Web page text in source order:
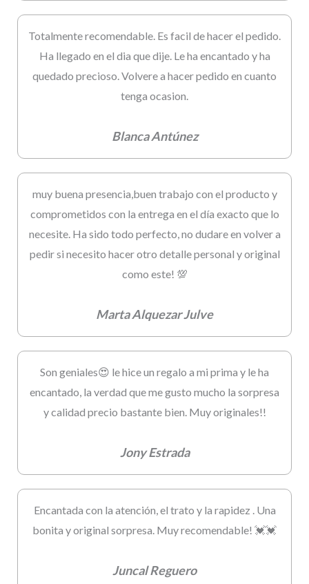
Totalmente recomendable. Es facil de hacer el pedido.
Ha llegado en el dia que dije. Le ha encantado y ha
quedado precioso. Volvere a hacer pedido en cuanto
tenga ocasion.
Blanca Antúnez
muy buena presencia,buen trabajo con el producto y
comprometidos con la entrega en el día exacto que lo
necesite. Ha sido todo perfecto, no dudare en volver a
pedir si necesito hacer otro detalle personal y original
como este! 💯
Marta Alquezar Julve
Son geniales😍 le hice un regalo a mi prima y le ha
encantado, la verdad que me gusto mucho la sorpresa
y calidad precio bastante bien. Muy originales!!
Jony Estrada
Encantada con la atención, el trato y la rapidez . Una
bonita y original sorpresa. Muy recomendable! 💓💓
Juncal Reguero